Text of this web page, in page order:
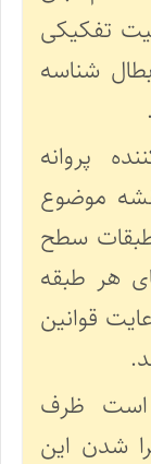
تفکیکی
شناسه
پروانه
موضوع
طبقات سطح
هر طبقه
قوانین
ظرف
شدن این